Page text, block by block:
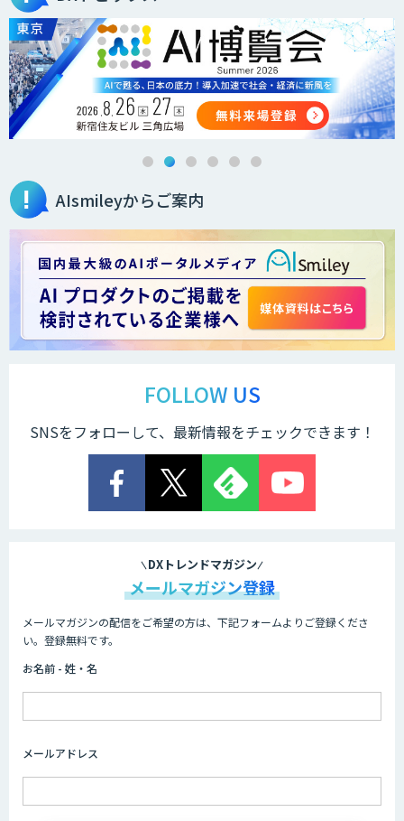
secondz Agentsense
法人向けAIエージェント「OfficeAI社
員」
2層ナレッジ×AIで顧客コミュニケーシ
＜Dify活用＞AIエージェントDRIVE
ジェント開発
Explaza 生成AI Partner｜AIエージェン
「業務AIプロ」
Dify開発支援
SELFBOT AIエージェント
AIsmileyからご案内
FOLLOW US
SNSをフォローして、最新情報をチェックできます！
DXトレンドマガジン
メールマガジン登録
メールマガジンの配信をご希望の方は、下記フォームよりご登録くださ
い。登録無料です。
お名前 - 姓・名
メールアドレス